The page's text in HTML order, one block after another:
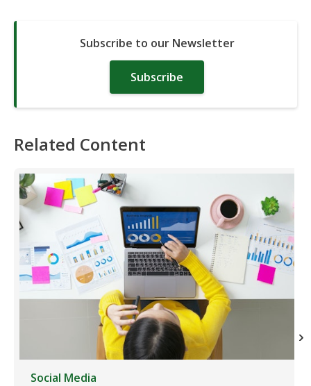
Subscribe to our Newsletter
Subscribe
Related Content
Social Media